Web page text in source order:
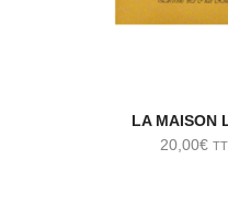
LA MAISON
20,00€